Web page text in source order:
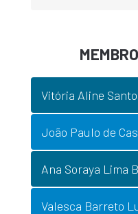
Vitória Aline
João Paulo de
Ana Soraya Lima
Valesca Barreto